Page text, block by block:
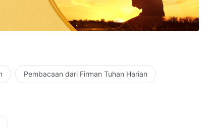
Pembacaan dari Firman Tuhan Harian